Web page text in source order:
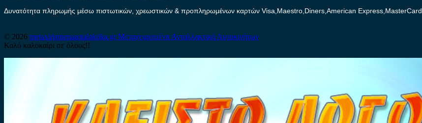
Δυνατότητα πληρωμής μέσω πιστωτικών, χρεωστικών & προπληρωμένων καρτών Visa,Maestro,Diners,American Express,MasterCard.
© 2026 metaxirismenaantalaktika.grΜεταχειρισμένα Ανταλλακτικά Αυτοκινήτων
Καλό καλοκαίρι σε όλους!!